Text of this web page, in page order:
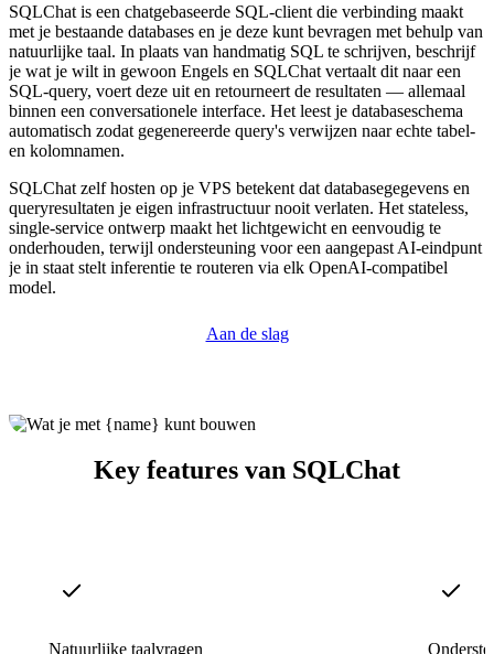
SQLChat is een chatgebaseerde SQL-client die verbinding maakt
met je bestaande databases en je deze kunt bevragen met behulp van
natuurlijke taal. In plaats van handmatig SQL te schrijven, beschrijf
je wat je wilt in gewoon Engels en SQLChat vertaalt dit naar een
SQL-query, voert deze uit en retourneert de resultaten — allemaal
binnen een conversationele interface. Het leest je databaseschema
automatisch zodat gegenereerde query's verwijzen naar echte tabel-
en kolomnamen.
SQLChat zelf hosten op je VPS betekent dat databasegegevens en
queryresultaten je eigen infrastructuur nooit verlaten. Het stateless,
single-service ontwerp maakt het lichtgewicht en eenvoudig te
onderhouden, terwijl ondersteuning voor een aangepast AI-eindpunt
je in staat stelt inferentie te routeren via elk OpenAI-compatibel
model.
Aan de slag
Key features van SQLChat
Natuurlijke taalvragen